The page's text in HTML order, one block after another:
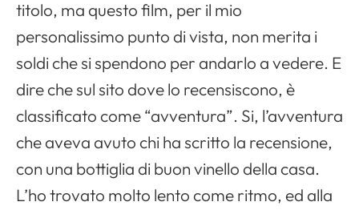
titolo, ma questo film, per il mio
personalissimo punto di vista, non merita i
soldi che si spendono per andarlo a vedere. E
dire che sul sito dove lo recensiscono, è
classificato come “avventura”. Si, l’avventura
che aveva avuto chi ha scritto la recensione,
con una bottiglia di buon vinello della casa.
L’ho trovato molto lento come ritmo, ed alla